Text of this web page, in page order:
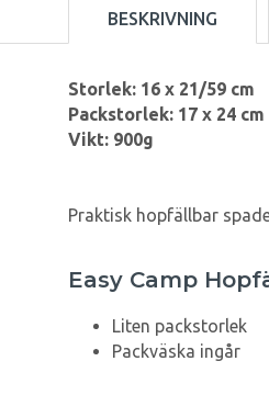
BESKRIVNING
Storlek: 16 x 21/59 cm
Packstorlek: 17 x 24 cm
Vikt: 900g
Praktisk hopfällbar
Easy Camp
Liten packstorlek
Packväska ingår